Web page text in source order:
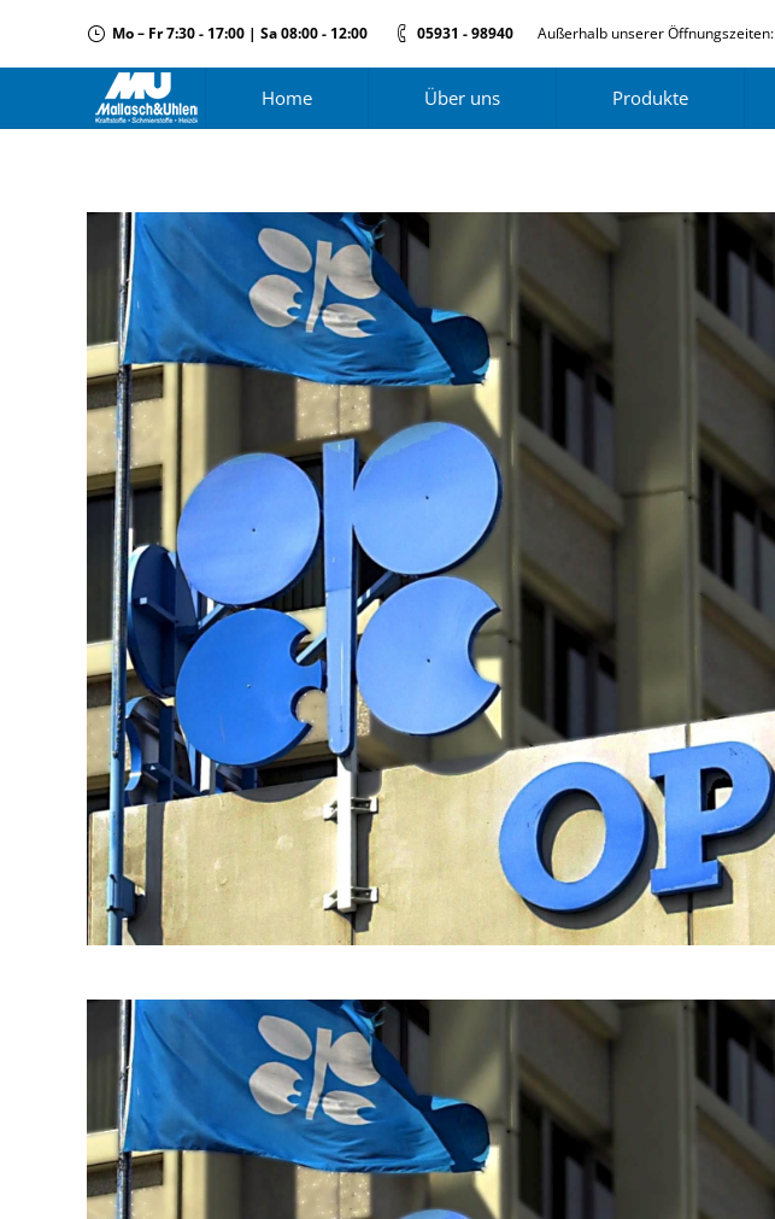
Mo – Fr 7:30 - 17:00 | Sa 08:00 - 12:00 05931 - 98940 Außerhalb unserer Öffnungszeiten:
Home Über uns Produkte